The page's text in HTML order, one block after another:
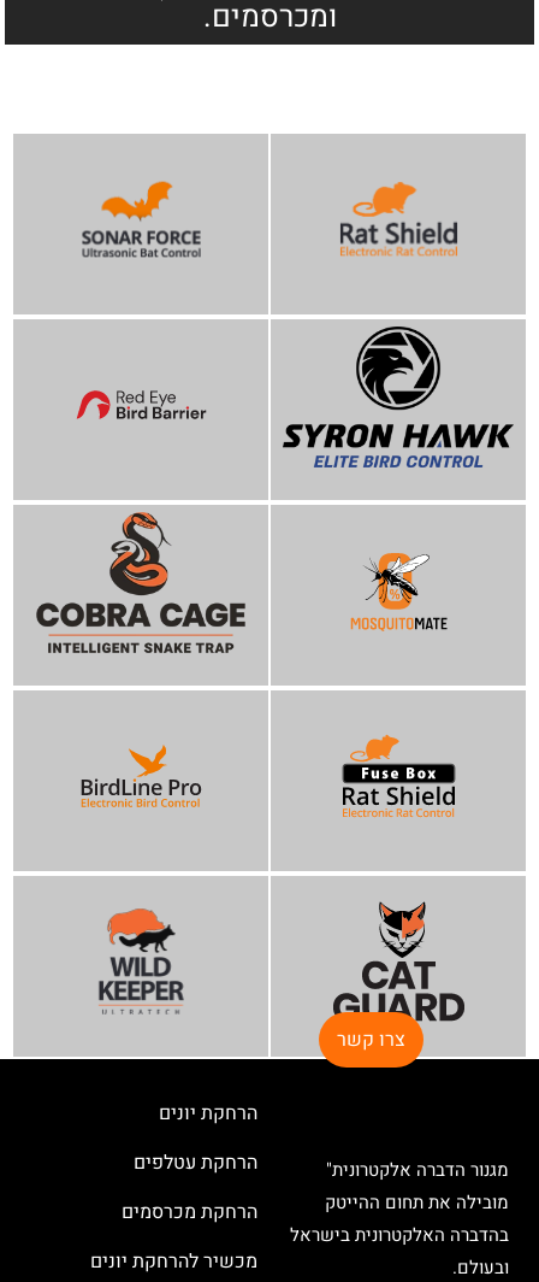
ומכרסמים.
צרו קשר
מגנור הדברה אלקטרונית"
מובילה את תחום ההייטק
בהדברה האלקטרונית בישראל
ובעולם.
הרחקת יונים
הרחקת עטלפים
הרחקת מכרסמים
מכשיר להרחקת יונים